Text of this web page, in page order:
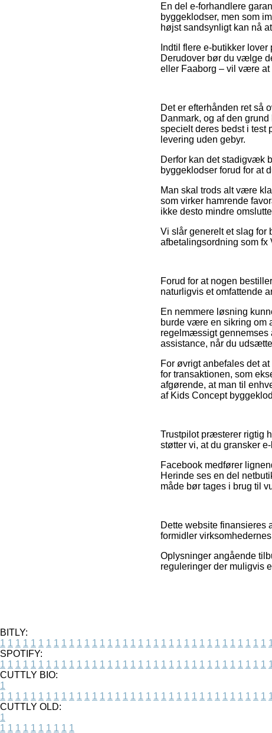
En del e-forhandlere
byggeklodser, men som
højst sandsynligt kan nå
Indtil flere e-butikker
Derudover bør du vælge
eller Faaborg – vil være at
Det er efterhånden ret så
Danmark, og af den
specielt deres bedst i test
levering uden gebyr.
Derfor kan det stadigvæk
byggeklodser forud for at
Man skal trods alt være
som virker hamrende
ikke desto mindre
Vi slår generelt et slag for
afbetalingsordning som fx
Forud for at nogen
naturligvis et omfattende
En nemmere løsning
burde være en sikring om
regelmæssigt gennemses
assistance, når du
For øvrigt anbefales det
for transaktionen, som
afgørende, at man til
af Kids Concept
Trustpilot præsterer rigtig
støtter vi, at du gransker
Facebook medfører
Herinde ses en del
måde bør tages i brug til
Dette website finansieres
formidler
Oplysninger angående
reguleringer der muligvis
BITLY:
1 1 1 1 1 1 1 1 1 1 1 1 1 1 1 1 1 1 1 1 1 1 1 1 1 1 1 1 1 1 1 1 1 1 1
SPOTIFY:
1 1 1 1 1 1 1 1 1 1 1 1 1 1 1 1 1 1 1 1 1 1 1 1 1 1 1 1 1 1 1 1 1 1 1
CUTTLY BIO:
1
1 1 1 1 1 1 1 1 1 1 1 1 1 1 1 1 1 1 1 1 1 1 1 1 1 1 1 1 1 1 1 1 1 1 1
CUTTLY OLD:
1
1 1 1 1 1 1 1 1 1 1